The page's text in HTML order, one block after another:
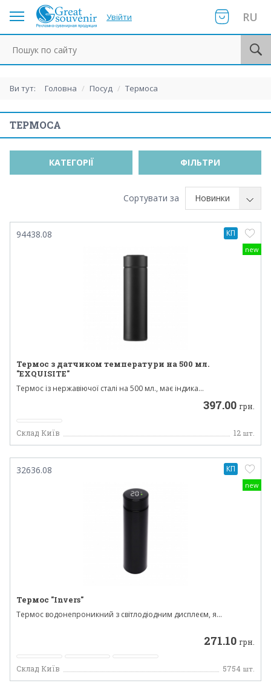
Увійти RU
Ви тут: Головна / Посуд / Термоса
ТЕРМОСА
КАТЕГОРІЇ ФІЛЬТРИ
Сортувати за Новинки
new
94438.08
Термос з датчиком температури на 500 мл.
"EXQUISITE"
Термос із нержавіючої сталі на 500 мл., має індика...
397.00 грн.
Склад Київ 12 шт.
КП
new
32636.08
Термос "Invers"
Термос водонепроникний з світлодіодним дисплеєм, я...
271.10 грн.
Склад Київ 5754 шт.
КП